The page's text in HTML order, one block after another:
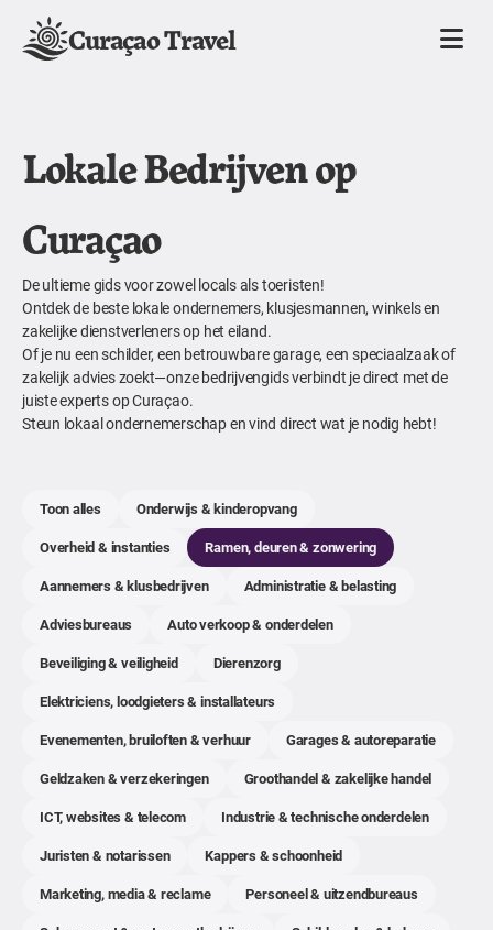
Curaçao Travel
Lokale Bedrijven op
Curaçao
De ultieme gids voor zowel locals als toeristen!
Ontdek de beste lokale ondernemers, klusjesmannen, winkels en
zakelijke dienstverleners op het eiland.
Of je nu een schilder, een betrouwbare garage, een speciaalzaak of
zakelijk advies zoekt—onze bedrijvengids verbindt je direct met de
juiste experts op Curaçao.
Steun lokaal ondernemerschap en vind direct wat je nodig hebt!
Toon alles
Onderwijs & kinderopvang
Overheid & instanties
Ramen, deuren & zonwering
Aannemers & klusbedrijven
Administratie & belasting
Adviesbureaus
Auto verkoop & onderdelen
Beveiliging & veiligheid
Dierenzorg
Elektriciens, loodgieters & installateurs
Evenementen, bruiloften & verhuur
Garages & autoreparatie
Geldzaken & verzekeringen
Groothandel & zakelijke handel
ICT, websites & telecom
Industrie & technische onderdelen
Juristen & notarissen
Kappers & schoonheid
Marketing, media & reclame
Personeel & uitzendbureaus